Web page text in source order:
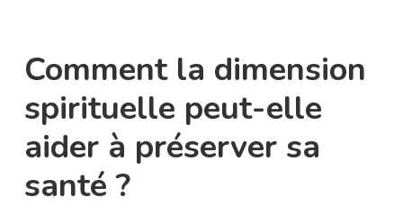
Comment la dimension
spirituelle peut-elle
aider à préserver sa
santé ?